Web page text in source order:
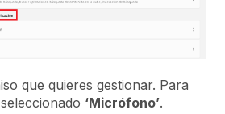
que quieres gestionar. Para
‘Micrófono’.